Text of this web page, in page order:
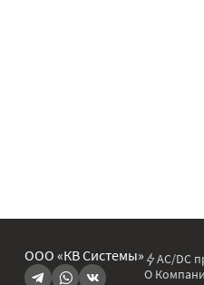
ООО «КВ Системы» AC/DC
О